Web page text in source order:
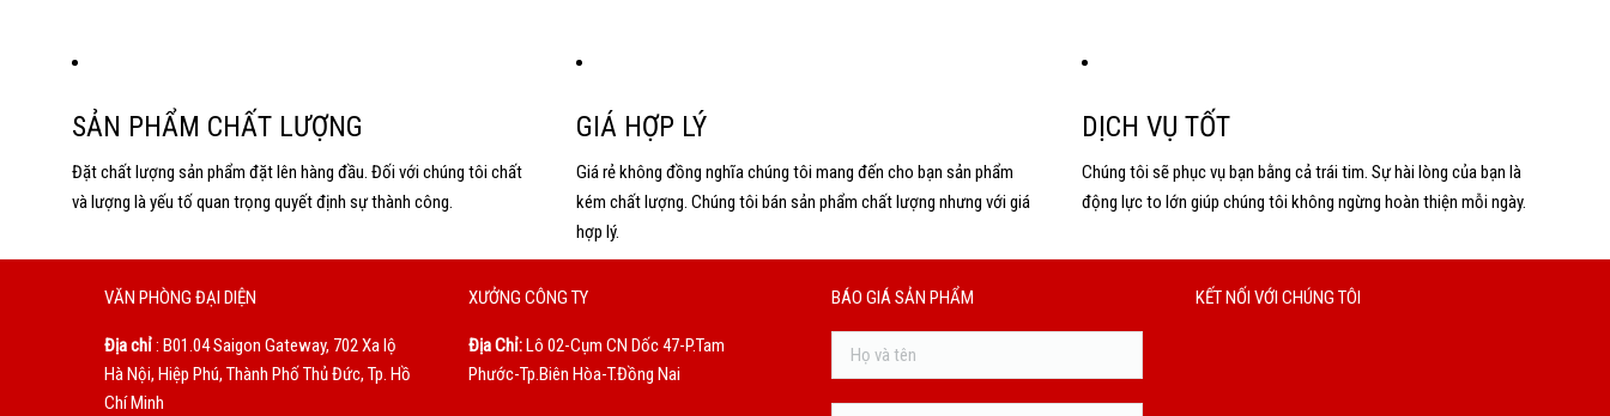
SẢN PHẨM CHẤT LƯỢNG
Đặt chất lượng sản phẩm đặt lên hàng đầu. Đối với chúng tôi chất
và lượng là yếu tố quan trọng quyết định sự thành công.
GIÁ HỢP LÝ
Giá rẻ không đồng nghĩa chúng tôi mang đến cho bạn sản phẩm
kém chất lượng. Chúng tôi bán sản phẩm chất lượng nhưng với giá
hợp lý.
DỊCH VỤ TỐT
Chúng tôi sẽ phục vụ bạn bằng cả trái tim. Sự hài lòng của bạn là
động lực to lớn giúp chúng tôi không ngừng hoàn thiện mỗi ngày.
VĂN PHÒNG ĐẠI DIỆN
Địa chỉ: B01.04 Saigon Gateway, 702 Xa lộ
Hà Nội, Hiệp Phú, Thành Phố Thủ Đức, Tp. Hồ
Chí Minh
XƯỞNG CÔNG TY
Địa Chỉ:Lô 02-Cụm CN Dốc 47-P.Tam
Phước-Tp.Biên Hòa-T.Đồng Nai
BÁO GIÁ SẢN PHẨM KẾT NỐI VỚI CHÚNG TÔI